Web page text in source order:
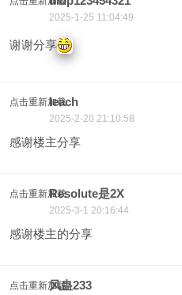
2025-1-25 11:04:49
谢谢分享
点击重新加载
leach
2025-2-20 21:10:58
感谢楼主分享
点击重新加载Resolute是2X
2025-3-1 20:16:44
感谢楼主的分享
点击重新加载风蛊233